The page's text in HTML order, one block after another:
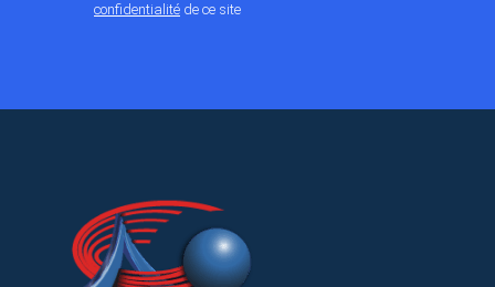
confidentialité de ce site